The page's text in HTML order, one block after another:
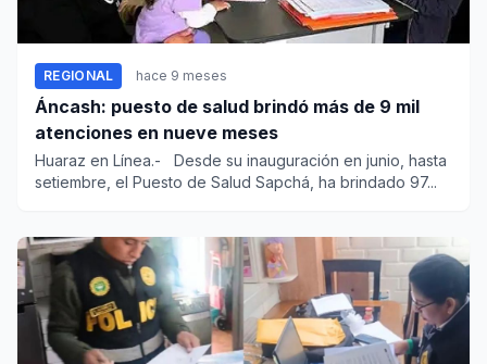
REGIONAL hace 9 meses
Áncash: puesto de salud brindó más de 9 mil
atenciones en nueve meses
Huaraz en Línea.- Desde su inauguración en junio, hasta
setiembre, el Puesto de Salud Sapchá, ha brindado 97...